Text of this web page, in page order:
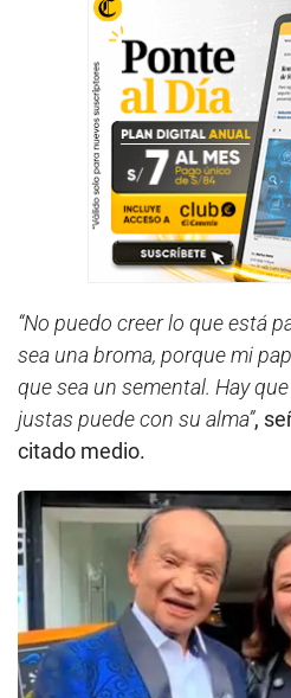
“No puedo creer lo que está
sea una broma, porque mi
que sea un semental. Hay
justas puede con su alma”,
citado medio.